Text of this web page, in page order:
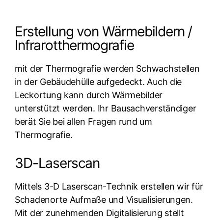
Erstellung von Wärmebildern /
Infrarotthermografie
mit der Thermografie werden Schwachstellen
in der Gebäudehülle aufgedeckt. Auch die
Leckortung kann durch Wärmebilder
unterstützt werden. Ihr Bausachverständiger
berät Sie bei allen Fragen rund um
Thermografie.
3D-Laserscan
Mittels 3-D Laserscan-Technik erstellen wir für
Schadenorte Aufmaße und Visualisierungen.
Mit der zunehmenden Digitalisierung stellt